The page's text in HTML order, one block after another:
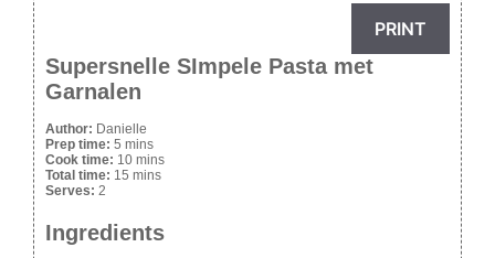
PRINT
Supersnelle SImpele Pasta met
Garnalen
Author: Danielle
Prep time: 5 mins
Cook time: 10 mins
Total time: 15 mins
Serves: 2
Ingredients